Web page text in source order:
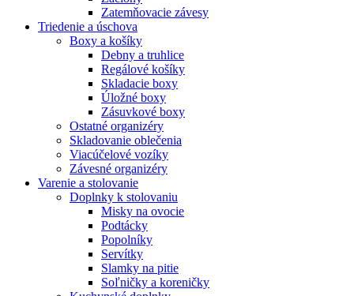
Zatemňovacie závesy
Triedenie a úschova
Boxy a košíky
Debny a truhlice
Regálové košíky
Skladacie boxy
Úložné boxy
Zásuvkové boxy
Ostatné organizéry
Skladovanie oblečenia
Viacúčelové vozíky
Závesné organizéry
Varenie a stolovanie
Doplnky k stolovaniu
Misky na ovocie
Podtácky
Popolníky
Servítky
Slamky na pitie
Soľničky a koreničky